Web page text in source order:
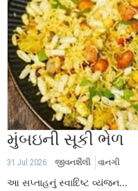
મુંબઇની સૂકી ભેળ
31 Jul 2026 જીવનશૈલી વાનગી
આ સપ્તાહનું સ્વાદિષ્ટ વ્યંજન...